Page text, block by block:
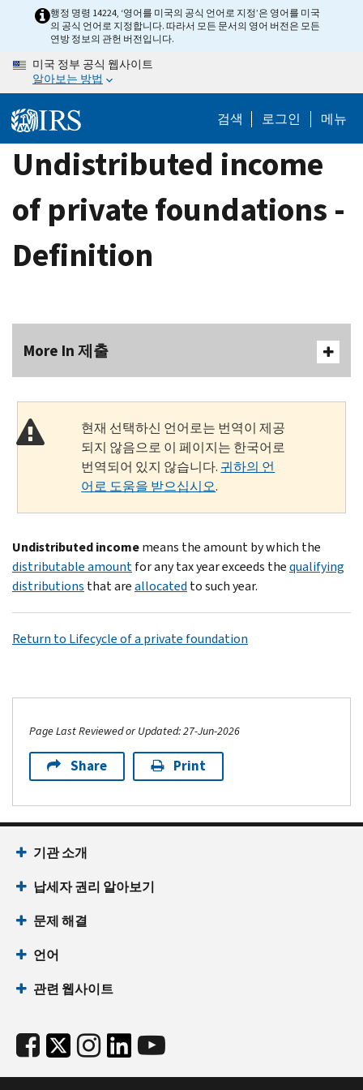
content
행정 명령 14224, ‘영어를 미국의 공식 언어로 지정’은 영어를 미국
의 공식 언어로 지정합니다. 따라서 모든 문서의 영어 버전은 모든
연방 정보의 관헌 버전입니다.
미국 정부 공식 웹사이트
알아보는 방법
검색 로그인 메뉴
Undistributed income
of private foundations -
Definition
More In 제출
현재 선택하신 언어로는 번역이 제공
되지 않음으로 이 페이지는 한국어로
번역되어 있지 않습니다. 귀하의 언
어로 도움을 받으십시오.
Undistributed incomemeans the amount by which the
distributable amountfor any tax year exceeds thequalifying
distributions that areallocated to such year.
Return to Lifecycle of a private foundation
Page Last Reviewed or Updated: 27-Jun-2026
Share Print
기관 소개
납세자 권리 알아보기
문제 해결
언어
관련 웹사이트